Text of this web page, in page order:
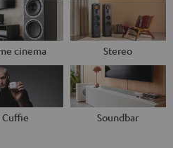
cinema Stereo
Cuffie Soundbar